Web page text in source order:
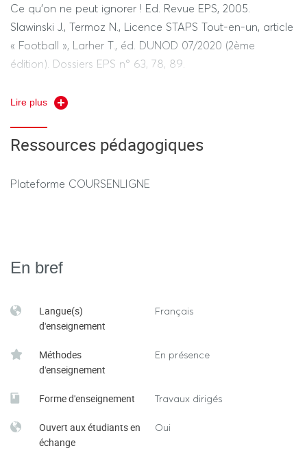
Durée de l’ensemble des épreuves 1h30 (hors tiers
Ce qu’on ne peut ignorer ! Ed. Revue EPS, 2005.
Slawinski J., Termoz N., Licence STAPS Tout-en-un, article
« Football », Larher T., éd. DUNOD 07/2020 (2ème
édition). Dossiers EPS n° 63, 78, 89.
Rugby : Conquet P., Les fondamentaux du rugby
moderne, 1994 ; Deleplace R., Rugby de mouvement,
rugby total, revue EPS, 1979 ; Sarthou J-J., Enseigner le
rugby en milieu scolaire - Collège – lycée, Actio 2006 ;
Slawinski J., Termoz N., Licence STAPS Tout-en-un, article
Lire plus
Ressources pédagogiques
Plateforme COURSENLIGNE
En bref
Langue(s)
d'enseignement
Français
Méthodes
d'enseignement
En présence
Forme d'enseignement Travaux dirigés
Ouvert aux étudiants en
échange
Oui